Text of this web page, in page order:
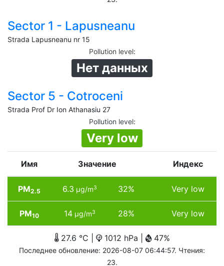
Sector 1 - Lapusneanu
Strada Lapusneanu nr 15
Pollution level:
Нет данных
Sector 5 - Cotroceni
Strada Prof Dr Ion Athanasiu 27
Pollution level:
Very low
Имя Значение Индекс
PM2.5 6.3 µg/m3 32% Very low
PM10 14µg/m3 28% Very low
27.6 °C | 1012 hPa | 47%
Последнее обновление: 2026-08-07 06:44:57. Чтения:
23.